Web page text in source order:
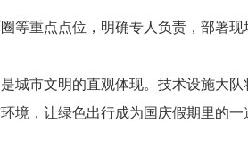
等重点点位，明确专人负责，部署现
城市文明的直观体现。技术设施大
境，让绿色出行成为国庆假期里的一